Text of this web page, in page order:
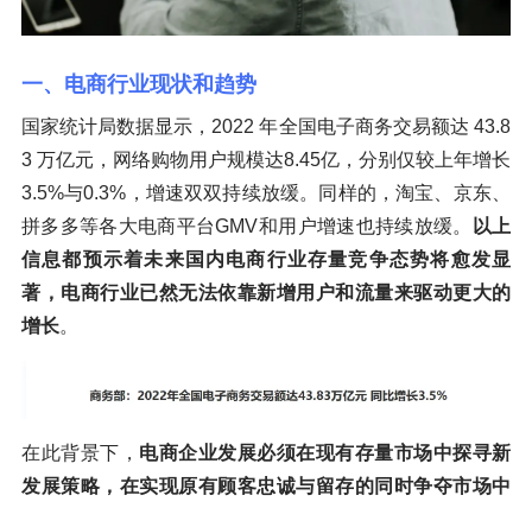
一、电商行业现状和趋势
国家统计局数据显示，2022 年全国电子商务交易额达 43.8
3 万亿元，网络购物用户规模达8.45亿，分别仅较上年增长
3.5%与0.3%，增速双双持续放缓。同样的，淘宝、京东、
拼多多等各大电商平台GMV和用户增速也持续放缓。
以上
信息都预示着未来国内电商行业存量竞争态势将愈发显
著，电商行业已然无法依靠新增用户和流量来驱动更大的
增长。
在此背景下， 电商企业发展必须在现有存量市场中探寻新
发展策略，在实现原有顾客忠诚与留存的同时争夺市场中